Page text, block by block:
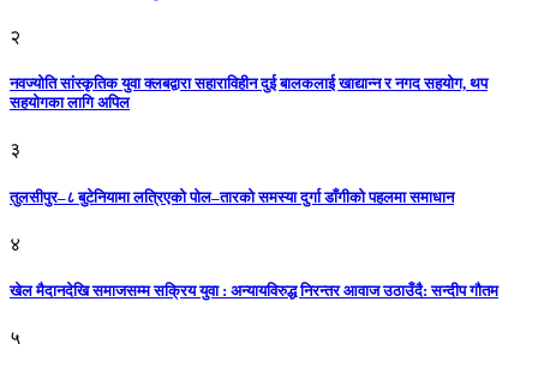
२
नवज्योति सांस्कृतिक युवा क्लबद्वारा सहाराविहीन दुई बालकलाई खाद्यान्न र नगद सहयोग, थप
सहयोगका लागि अपिल
३
तुलसीपुर–८ बुटेनियामा लत्रिएको पोल–तारको समस्या दुर्गा डाँगीको पहलमा समाधान
४
खेल मैदानदेखि समाजसम्म सक्रिय युवा : अन्यायविरुद्ध निरन्तर आवाज उठाउँदै: सन्दीप गौतम
५